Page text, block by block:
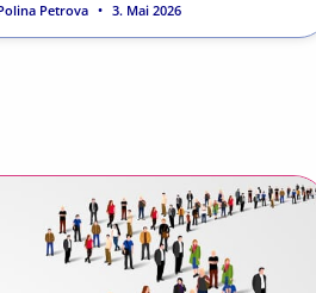
Petrova 3. Mai 2026